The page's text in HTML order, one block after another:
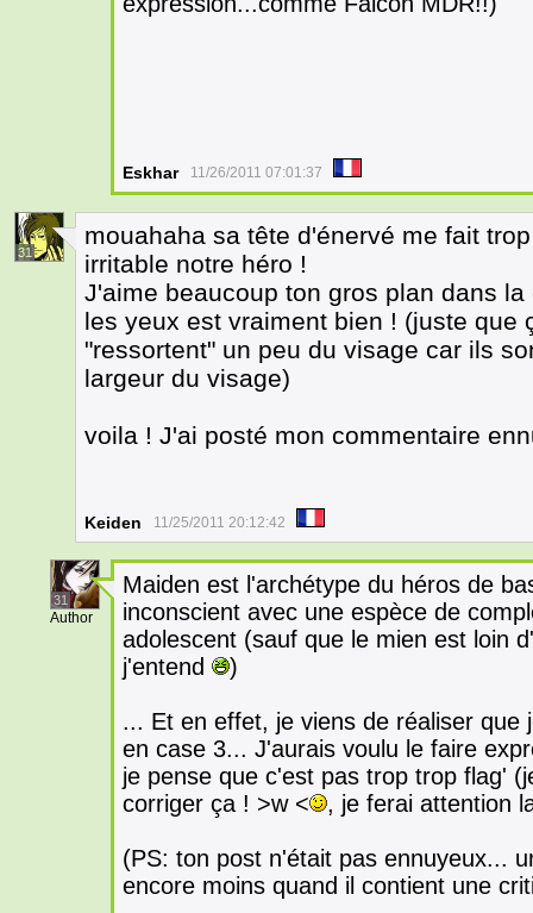
Eskhar 11/26/2011 07:01:37
31
mouahaha sa tête d'énervé me fait
irritable notre héro !
J'aime beaucoup ton gros plan dans
les yeux est vraiment bien ! (juste que
"ressortent" un peu du visage car ils
largeur du visage)
voila ! J'ai posté mon commentaire
Keiden 11/25/2011 20:12:42
31
Author
Maiden est l'archétype du héros de
inconscient avec une espèce de
adolescent (sauf que le mien est loin
j'entend
)
... Et en effet, je viens de réaliser que
en case 3... J'aurais voulu le faire
je pense que c'est pas trop trop flag'
corriger ça ! >w <
, je ferai attention
(PS: ton post n'était pas ennuyeux...
encore moins quand il contient une